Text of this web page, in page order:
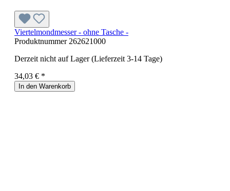
Viertelmondmesser - ohne Tasche -
Produktnummer 262621000
Derzeit nicht auf Lager (Lieferzeit 3-14 Tage)
34,03 € *
In den Warenkorb